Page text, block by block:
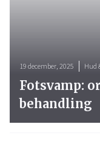
19 december, 2025 Hud
Fotsvamp:
behandling